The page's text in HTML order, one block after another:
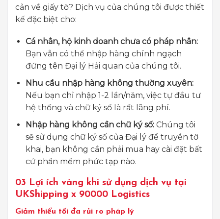
cản về giấy tờ? Dịch vụ của chúng tôi được thiết
kế đặc biệt cho:
Cá nhân, hộ kinh doanh chưa có pháp nhân:
Bạn vẫn có thể nhập hàng chính ngạch
đứng tên Đại lý Hải quan của chúng tôi.
Nhu cầu nhập hàng không thường xuyên:
Nếu bạn chỉ nhập 1-2 lần/năm, việc tự đầu tư
hệ thống và chữ ký số là rất lãng phí.
Nhập hàng không cần chữ ký số:Chúng tôi
sẽ sử dụng chữ ký số của Đại lý để truyền tờ
khai, bạn không cần phải mua hay cài đặt bất
cứ phần mềm phức tạp nào.
03 Lợi ích vàng khi sử dụng dịch vụ tại
UKShipping x 90000 Logistics
Giảm thiểu tối đa rủi ro pháp lý